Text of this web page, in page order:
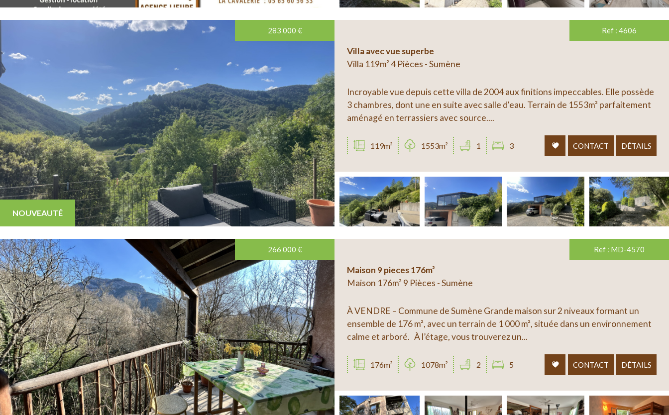
NOUVEAUTÉ
283 000 € Ref : 4606
Villa avec vue superbe
Villa 119m² 4 Pièces - Sumène
Incroyable vue depuis cette villa de 2004 aux finitions impeccables. Elle possède
3 chambres, dont une en suite avec salle d'eau. Terrain de 1553m² parfaitement
aménagé en terrassiers avec source....
119m² 1553m² 1 3 CONTACT DÉTAILS
266 000 € Ref : MD-4570
Maison 9 pieces 176m²
Maison 176m² 9 Pièces - Sumène
À VENDRE – Commune de Sumène Grande maison sur 2 niveaux formant un
ensemble de 176 m², avec un terrain de 1 000 m², située dans un environnement
calme et arboré. À l’étage, vous trouverez un...
176m² 1078m² 2 5 CONTACT DÉTAILS